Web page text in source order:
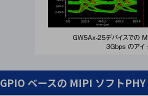
GPIO ベースの MIPI ソフト